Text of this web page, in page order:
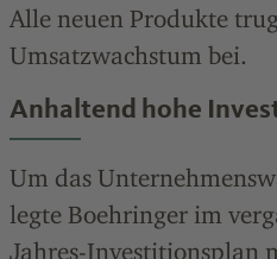
Alle neuen Produkte
Umsatzwachstum bei.
Anhaltend hohe
Um das
legte Boehringer im
Jahres-Investitionsplan